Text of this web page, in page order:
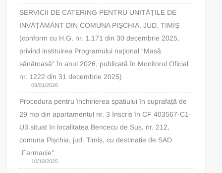
SERVICII DE CATERING PENTRU UNITĂȚILE DE
INVĂȚĂMÂNT DIN COMUNA PIȘCHIA, JUD. TIMIȘ
(conform cu H.G. nr. 1.171 din 30 decembrie 2025,
privind instituirea Programului naţional “Masă
sănătoasă” în anul 2026, publicată în Monitorul Oficial
nr. 1222 din 31 decembrie 2025)
09/01/2026
Procedura pentru închirierea spatiului în suprafață de
29 mp din apartamentul nr. 3 înscris în CF 403567-C1-
U3 situat în localitatea Bencecu de Sus, nr. 212,
comuna Pișchia, jud. Timiș, cu destinație de SAD
„Farmacie”
10/10/2025